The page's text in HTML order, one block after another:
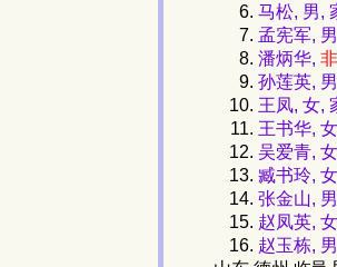
马松, 男,
孟宪军,
潘炳华,
孙莲英,
王凤, 女,
王书华,
吴爱青,
臧书玲,
张金山,
赵凤英,
赵玉栋,